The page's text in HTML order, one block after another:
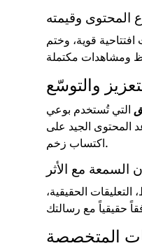
المحتوى وقيمته
قوية، وختم
والتوسّع
التي تُستخدم بوعي
المحتوى الجيد على
اكتساب زخم.
السمعة مع الأثر
الحقيقية،
المتخصصة